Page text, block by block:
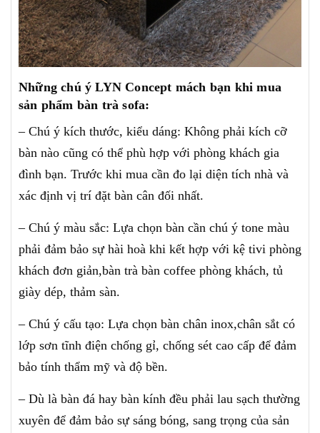
Những chú ý LYN Concept mách bạn khi mua
sản phẩm bàn trà sofa:
– Chú ý kích thước, kiểu dáng: Không phải kích cỡ
bàn nào cũng có thể phù hợp với phòng khách gia
đình bạn. Trước khi mua cần đo lại diện tích nhà và
xác định vị trí đặt bàn cân đối nhất.
– Chú ý màu sắc: Lựa chọn bàn cần chú ý tone màu
phải đảm bảo sự hài hoà khi kết hợp với kệ tivi phòng
khách đơn giản,bàn trà bàn coffee phòng khách, tủ
giày dép, thảm sàn.
– Chú ý cấu tạo: Lựa chọn bàn chân inox,chân sắt có
lớp sơn tĩnh điện chống gỉ, chống sét cao cấp để đảm
bảo tính thẩm mỹ và độ bền.
– Dù là bàn đá hay bàn kính đều phải lau sạch thường
xuyên để đảm bảo sự sáng bóng, sang trọng của sản